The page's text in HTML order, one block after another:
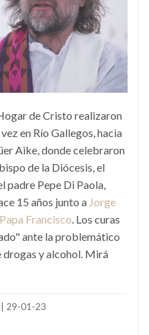
de Cristo realizaron
en Río Gallegos, hacia
Aike, donde celebraron
de la Diócesis, el
padre Pepe Di Paola,
15 años junto a Jorge
Papa Francisco . Los curas
ante la problemático
y alcohol. Mirá
| 29-01-23